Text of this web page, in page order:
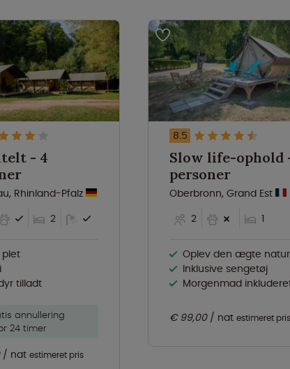
- 4
Rhinland-Pfalz
2
plet
tilladt
annullering
24 timer
nat estimeret pris
8.5
Slow life-ophold -
personer
Oberbronn, Grand Est
2
1
Oplev den ægte
Inklusive sengetøj
Morgenmad
€ 99,00 nat estimeret pris